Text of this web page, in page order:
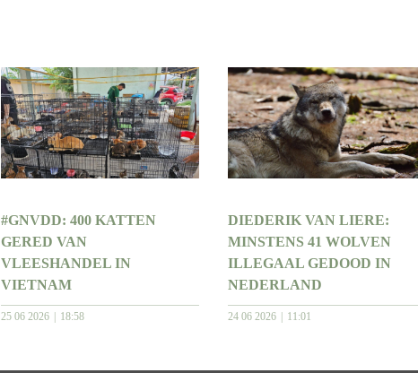
#GNVDD: 400 KATTEN
GERED VAN
VLEESHANDEL IN
VIETNAM
25 06 2026 18:58
DIEDERIK VAN LIERE:
MINSTENS 41 WOLVEN
ILLEGAAL GEDOOD IN
NEDERLAND
24 06 2026 11:01